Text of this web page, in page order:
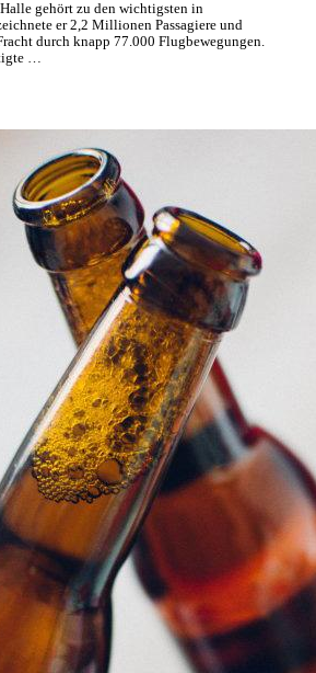
gehört zu den wichtigsten in
er 2,2 Millionen Passagiere und
durch knapp 77.000 Flugbewegungen.
…